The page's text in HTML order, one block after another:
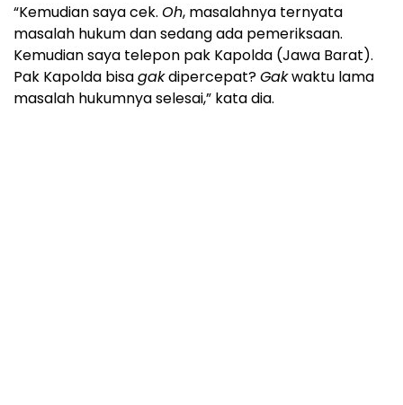
“Kemudian saya cek. Oh, masalahnya ternyata
masalah hukum dan sedang ada pemeriksaan.
Kemudian saya telepon pak Kapolda (Jawa Barat).
Pak Kapolda bisagakdipercepat?Gakwaktu lama
masalah hukumnya selesai,” kata dia.